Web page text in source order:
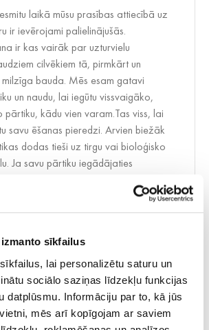
sīkfailus
lai personalizētu saturu un
sociālo saziņas līdzekļu funkcijas
datplūsmu. Informāciju par to, kā jūs
mēs arī kopīgojam ar saviem
laikā mūsu prasības attiecībā uz
ir ievērojami palielinājušās.
ir kas vairāk par uzturvielu
cilvēkiem tā, pirmkārt un
bauda. Mēs esam gatavi
un naudu, lai iegūtu vissvaigāko,
kādu vien varam.Tas viss, lai
savu ēšanas pieredzi. Arvien biežāk
dodas tieši uz tirgu vai bioloģisko
Ja savu pārtiku iegādājaties
ir arī svarīgi rūpēties par to
ledusskapji un saldētavas ir
gan augļu un dārzeņu, kā arī
pareizu uzglabāšanu. Liebherr
ir pieejamas ar plaša klāsta
piederumiem. Liebherr saldētavu
ļauj optimizēt ierīču lietošanu,